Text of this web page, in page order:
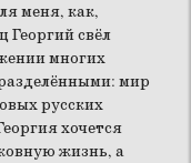
меня, как,
Георгий свёл
многих
мир
русских
хочется
жизнь, а